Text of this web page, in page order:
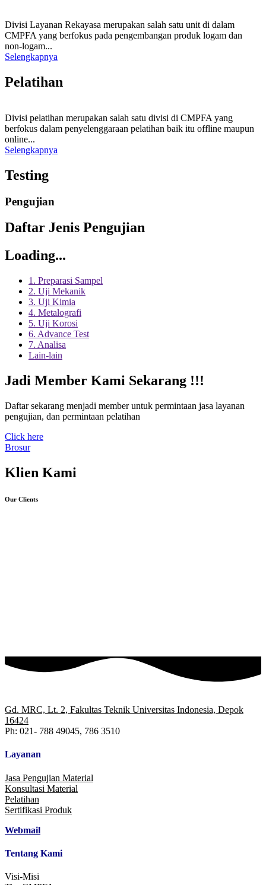
Divisi Layanan Rekayasa merupakan salah satu unit di dalam
CMPFA yang berfokus pada pengembangan produk logam dan
non-logam...
Selengkapnya
Pelatihan
Divisi pelatihan merupakan salah satu divisi di CMPFA yang
berfokus dalam penyelenggaraan pelatihan baik itu offline maupun
online...
Selengkapnya
Testing
Pengujian
Daftar Jenis Pengujian
Loading...
1. Preparasi Sampel
2. Uji Mekanik
3. Uji Kimia
4. Metalografi
5. Uji Korosi
6. Advance Test
7. Analisa
Lain-lain
Jadi Member Kami Sekarang !!!
Daftar sekarang menjadi member untuk permintaan jasa layanan
pengujian, dan permintaan pelatihan
Click here
Brosur
Klien Kami
Our Clients
Gd. MRC, Lt. 2, Fakultas Teknik Universitas Indonesia, Depok
16424
Ph: 021- 788 49045, 786 3510
Layanan
Jasa Pengujian Material
Konsultasi Material
Pelatihan
Sertifikasi Produk
Webmail
Tentang Kami
Visi-Misi